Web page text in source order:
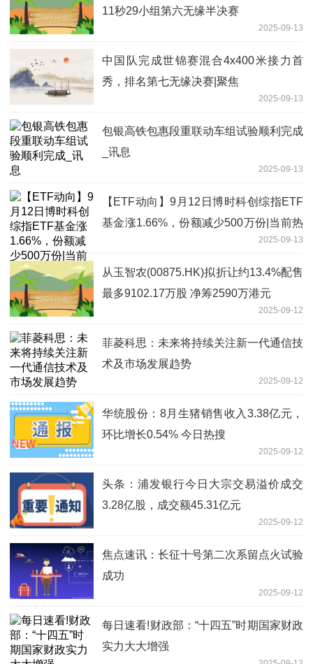
11秒29小组第六无缘半决赛
2025-09-13
中国队完成世锦赛混合4x400米接力首
秀，排名第七无缘决赛|聚焦
2025-09-13
包银高铁包惠段重联动车组试验顺利完成
_讯息
2025-09-13
【ETF动向】9月12日博时科创综指ETF
基金涨1.66%，份额减少500万份|当前热
2025-09-13
从玉智农(00875.HK)拟折让约13.4%配售
最多9102.17万股 净筹2590万港元
2025-09-12
菲菱科思：未来将持续关注新一代通信技
术及市场发展趋势
2025-09-12
华统股份：8月生猪销售收入3.38亿元，
环比增长0.54% 今日热搜
2025-09-12
头条：浦发银行今日大宗交易溢价成交
3.28亿股，成交额45.31亿元
2025-09-12
焦点速讯：长征十号第二次系留点火试验
成功
2025-09-12
每日速看!财政部：“十四五”时期国家财政
实力大大增强